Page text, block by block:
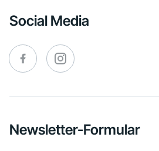
Social Media
Newsletter-Formular